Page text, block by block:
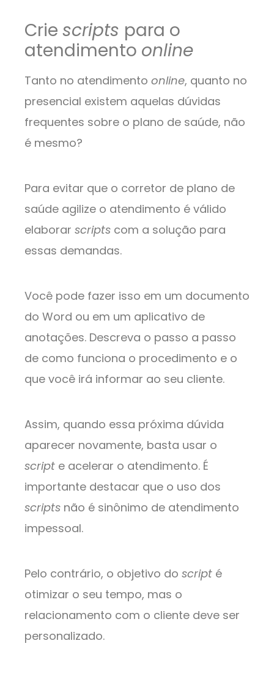
Crie scripts para o
atendimento online
Tanto no atendimento online, quanto no
presencial existem aquelas dúvidas
frequentes sobre o plano de saúde, não
é mesmo?
Para evitar que o corretor de plano de
saúde agilize o atendimento é válido
elaborar scripts com a solução para
essas demandas.
Você pode fazer isso em um documento
do Word ou em um aplicativo de
anotações. Descreva o passo a passo
de como funciona o procedimento e o
que você irá informar ao seu cliente.
Assim, quando essa próxima dúvida
aparecer novamente, basta usar o
script e acelerar o atendimento. É
importante destacar que o uso dos
scripts não é sinônimo de atendimento
impessoal.
Pelo contrário, o objetivo do script é
otimizar o seu tempo, mas o
relacionamento com o cliente deve ser
personalizado.